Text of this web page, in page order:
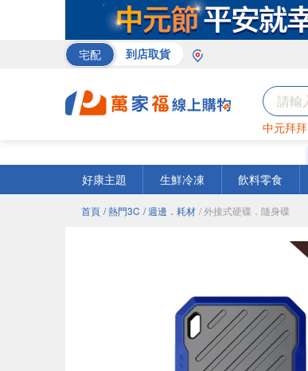
宅配 到店取貨
中元拜拜
好康主題
生鮮冷凍 飲料零食
首頁 / 熱門3C / 週邊．耗材 / 外接式硬碟．隨身碟